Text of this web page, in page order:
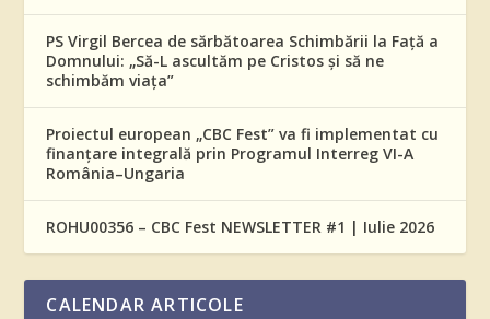
PS Virgil Bercea de sărbătoarea Schimbării la Față a
Domnului: „Să-L ascultăm pe Cristos și să ne
schimbăm viața”
Proiectul european „CBC Fest” va fi implementat cu
finanțare integrală prin Programul Interreg VI-A
România–Ungaria
ROHU00356 – CBC Fest NEWSLETTER #1 | Iulie 2026
CALENDAR ARTICOLE